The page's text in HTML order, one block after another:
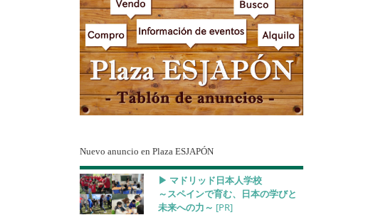
Nuevo anuncio en Plaza ESJAPÓN
▶︎ マドリッド日本人学校
～スペインで育む、日本の学びと
未来への力～ [PR]